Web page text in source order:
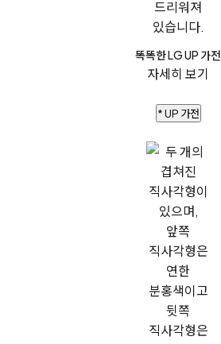
똑똑한 LG UP 가전
자세히 보기
* UP 가전